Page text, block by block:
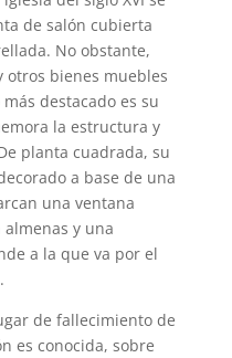
de salón cubierta
No obstante,
otros bienes muebles
destacado es su
la estructura y
planta cuadrada, su
a base de una
una ventana
y una
a la que va por el
de fallecimiento de
es conocida, sobre